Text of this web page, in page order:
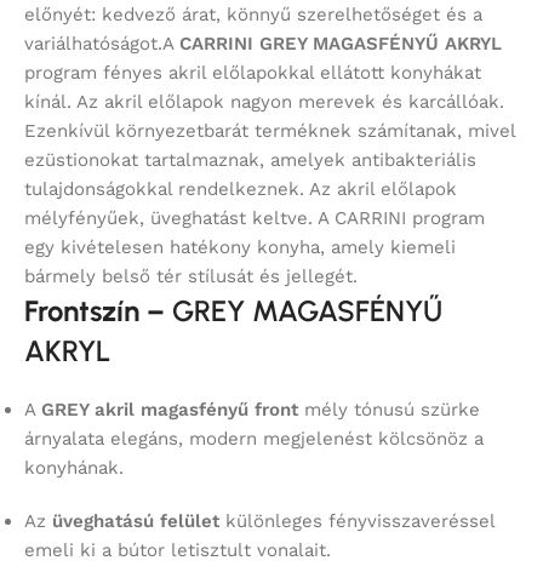
előnyét: kedvező árat, könnyű szerelhetőséget és a
variálhatóságot.A CARRINI GREY MAGASFÉNYŰ AKRYL
program fényes akril előlapokkal ellátott konyhákat
kínál. Az akril előlapok nagyon merevek és karcállóak.
Ezenkívül környezetbarát terméknek számítanak, mivel
ezüstionokat tartalmaznak, amelyek antibakteriális
tulajdonságokkal rendelkeznek. Az akril előlapok
mélyfényűek, üveghatást keltve. A CARRINI program
egy kivételesen hatékony konyha, amely kiemeli
bármely belső tér stílusát és jellegét.
Frontszín – GREY MAGASFÉNYŰ
AKRYL
A GREY akril magasfényű front mély tónusú szürke
árnyalata elegáns, modern megjelenést kölcsönöz a
konyhának.
Az üveghatású felület különleges fényvisszaveréssel
emeli ki a bútor letisztult vonalait.